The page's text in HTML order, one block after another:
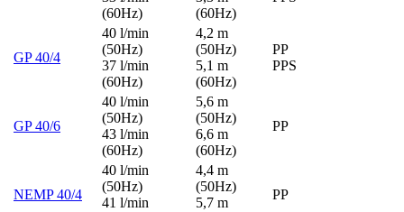
(60Hz)
(60Hz)
GP 40/4
40 l/min
(50Hz)
37 l/min
(60Hz)
4,2 m
(50Hz)
5,1 m
(60Hz)
PP
PPS
GP 40/6
40 l/min
(50Hz)
43 l/min
(60Hz)
5,6 m
(50Hz)
6,6 m
(60Hz)
PP
NEMP 40/4
40 l/min
(50Hz)
41 l/min
4,4 m
(50Hz)
5,7 m
PP